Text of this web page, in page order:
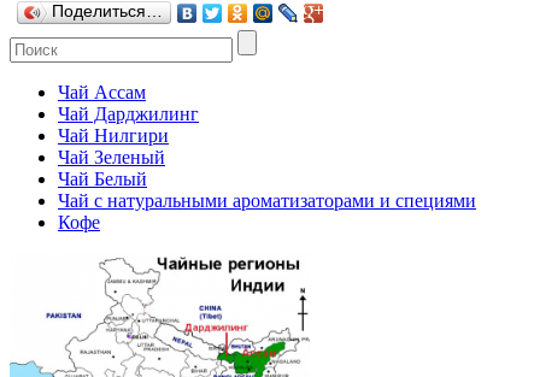
Поделиться…
Чай Ассам
Чай Дарджилинг
Чай Нилгири
Чай Зеленый
Чай Белый
Чай с натуральными ароматизаторами и специями
Кофе